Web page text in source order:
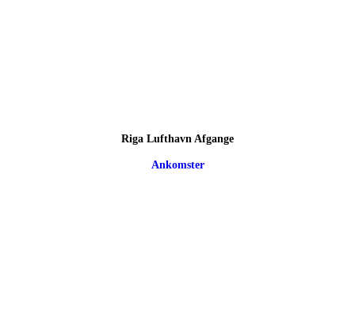
Riga Lufthavn Afgange
Ankomster